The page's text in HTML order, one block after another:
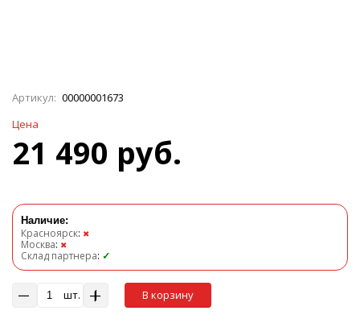
Артикул: 00000001673
Цена
21 490 руб.
Наличие:
Красноярск: ✖
Москва: ✖
Склад партнера: ✓
шт. В корзину